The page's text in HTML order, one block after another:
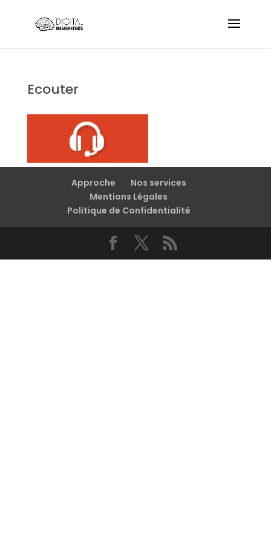
Ecouter
Approche
Nos services
Mentions Légales
Politique de Confidentialité